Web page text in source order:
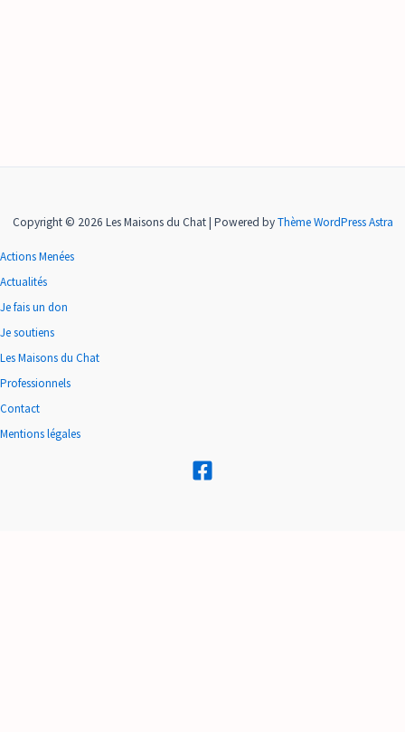
Copyright © 2026 Les Maisons du Chat | Powered byThème WordPress Astra
Actions Menées
Actualités
Je fais un don
Je soutiens
Les Maisons du Chat
Professionnels
Contact
Mentions légales